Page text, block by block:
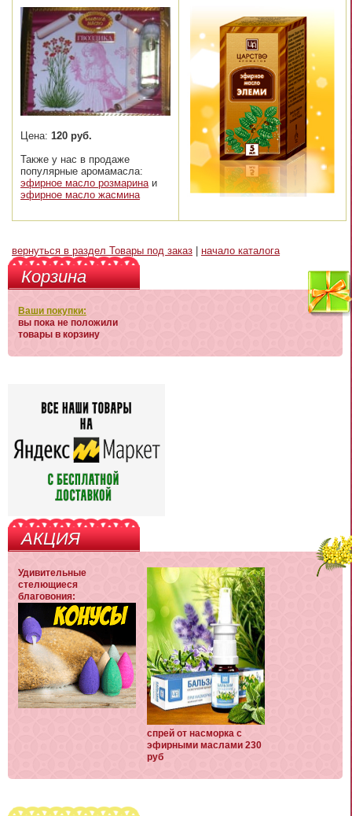
Цена: 120 руб.
Также у нас в продаже
популярные аромамасла:
эфирное масло розмаринаи
эфирное масло жасмина
вернуться в раздел Товары под заказ | начало каталога
Корзина
Ваши покупки:
вы пока не положили
товары в корзину
АКЦИЯ
Удивительные
стелющиеся
благовония:
спрей от насморка с
эфирными маслами 230
руб